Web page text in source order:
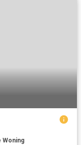
Woning